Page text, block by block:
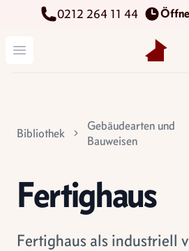
0212 264 11 44
Menü öffnen
Bibliothek
Gebäudearten und
Bauweisen
Fertighaus
Fertighaus als industriell